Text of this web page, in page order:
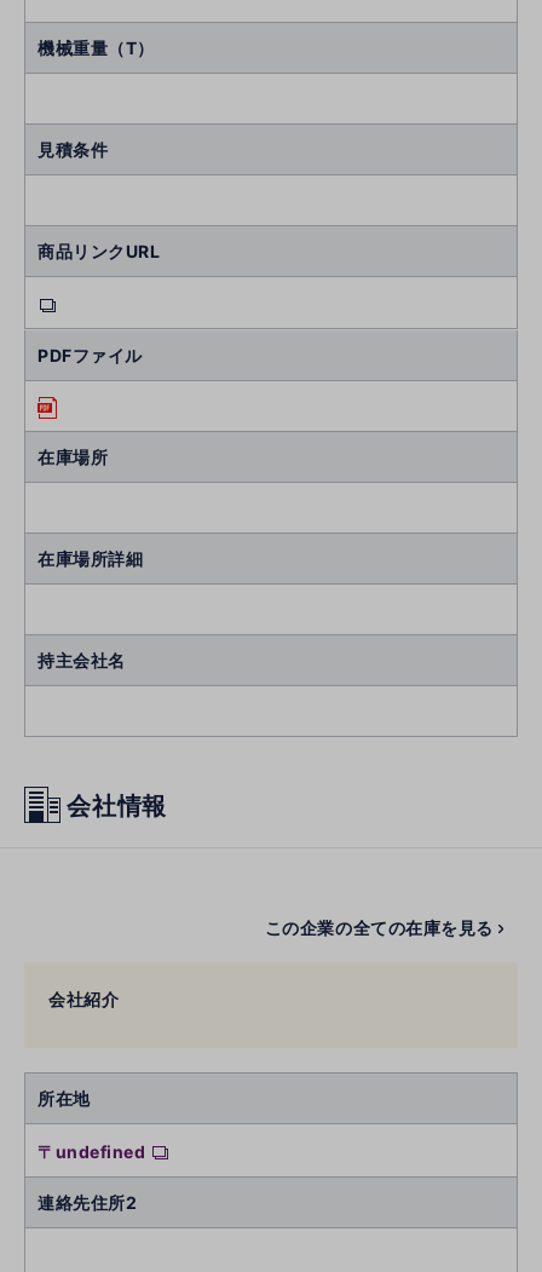
機械重量（T）
見積条件
商品リンクURL
PDFファイル
在庫場所
在庫場所詳細
持主会社名
会社情報
この企業の全ての在庫を見る
会社紹介
所在地
〒undefined
連絡先住所2